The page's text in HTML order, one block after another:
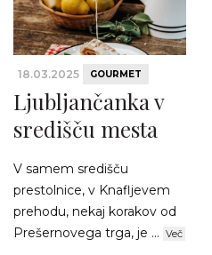
18.03.2025 GOURMET
Ljubljančanka v
središču mesta
V samem središču
prestolnice, v Knafljevem
prehodu, nekaj korakov od
Prešernovega trga, je ... Več